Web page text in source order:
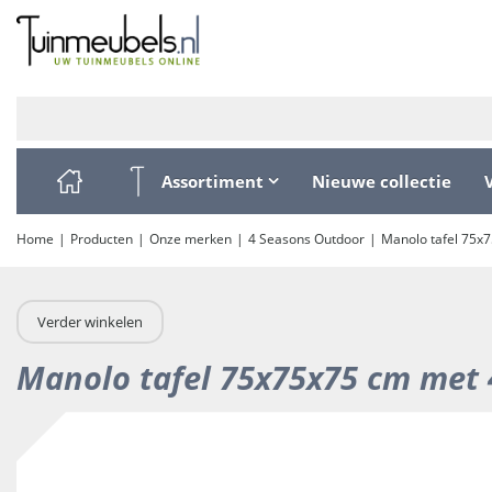
Ga
naar
content
Home Producten Onze merken 4 Seasons Outdoor Manolo tafel
Assortiment Nieuwe collectie
Verder winkelen
Manolo tafel 75x75x75 cm